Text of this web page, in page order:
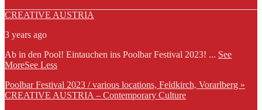
CREATIVE AUSTRIA
3 years ago
Ab in den Pool! Eintauchen ins Poolbar Festival 2023! ... See
MoreSee Less
Poolbar Festival 2023 / various locations, Feldkirch, Vorarlberg »
CREATIVE AUSTRIA – Contemporary Culture